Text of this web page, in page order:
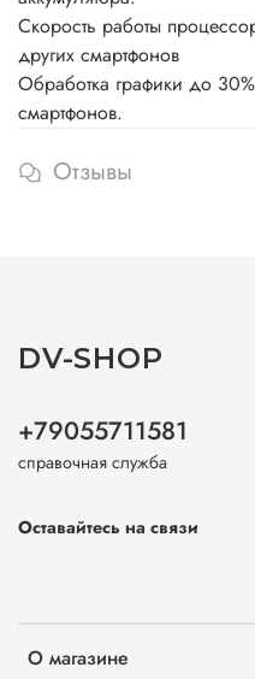
Скорость работы
других смартфонов
Обработка графики до
смартфонов.
Отзывы
О магазине
DV-SHOP
+79055711581
справочная служба
Оставайтесь на связи